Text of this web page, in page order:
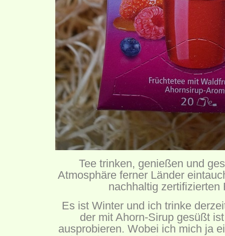
Tee trinken, genießen und
Atmosphäre ferner Länder
nachhaltig zertifizierten
Es ist Winter und ich trinke
der mit Ahorn-Sirup gesüßt
ausprobieren. Wobei ich mich ja